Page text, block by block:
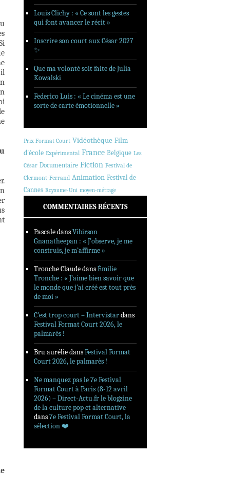
Louis Clichy : « Ce sont les gestes
qui font avancer le récit »
Inscrire son court aux César 2027
✨
Que ma volonté soit faite de Julia
Kowalski
Federico Luis : « Le cinéma est une
sorte de carte émotionnelle »
Prix Format Court Vidéothèque Film
d'école Expérimental France Belgique Les
César Documentaire Fiction Festival de
Clermont-Ferrand Animation Festival de
Cannes Royaume-Uni moyen-métrage
COMMENTAIRES RÉCENTS
PascaledansVibirson
Gnanatheepan : « J’observe, je me
construis, je m’affirme »
Tronche ClaudedansÉmilie
Tronche : « J’aime bien savoir que
le monde que j’ai créé est tout près
de moi »
C’est trop court – Intervistardans
Festival Format Court 2026, le
palmarès !
Bru auréliedansFestival Format
Court 2026, le palmarès !
Ne manquez pas le 7e Festival
Format Court à Paris (8-12 avril
2026) – Direct-Actu.fr le blogzine
de la culture pop et alternative
dans7e Festival Format Court, la
sélection ❤️‍